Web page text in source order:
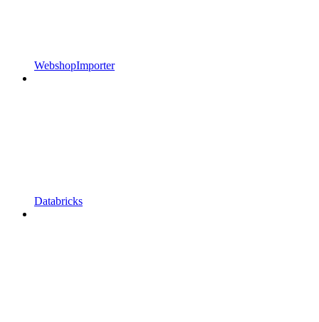
WebshopImporter
Databricks